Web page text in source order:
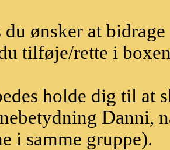
ønsker at
tilføje/rette i
holde dig til at
Danni,
i samme gruppe).